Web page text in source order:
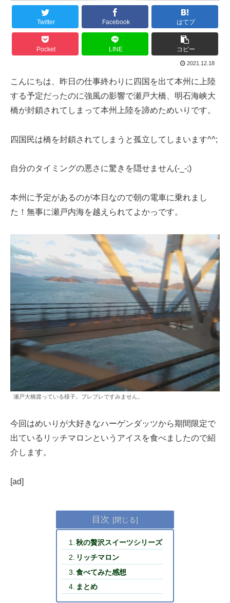
Twitter Facebook はてブ
Pocket LINE コピー
2021.12.18
こんにちは、昨日の仕事終わりに四国を出て本州に上陸
する予定だったのに強風の影響で瀬戸大橋、明石海峡大
橋が封鎖されてしまって本州上陸を諦めためいりです。
四国民は橋を封鎖されてしまうと孤立してしまいます^^;
自分のタイミングの悪さに驚きを隠せません(-_-;)
本州に予定があるのが本日なので朝の電車に乗れまし
た！無事に瀬戸内海を越えられてよかっです。
瀬戸大橋渡っている様子。ブレブレですみません。
今回はめいりが大好きなハーゲンダッツから期間限定で
出ているリッチマロンというアイスを食べましたので紹
介します。
[ad]
目次
秋の贅沢スイーツシリーズ
リッチマロン
食べてみた感想
まとめ